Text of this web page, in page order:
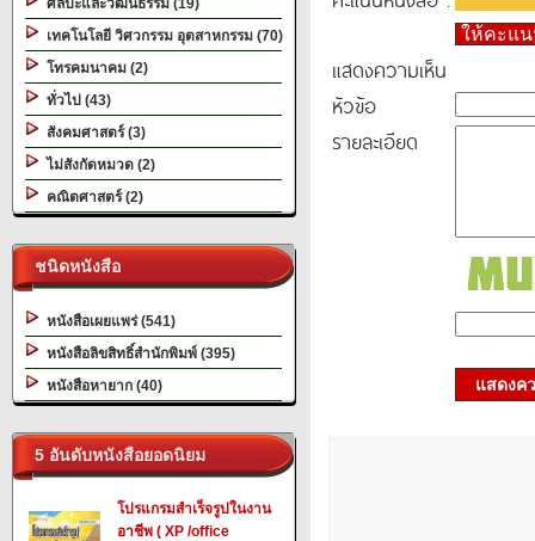
ศิลปะและวัฒนธรรม (19)
เทคโนโลยี วิศวกรรม อุตสาหกรรม (70)
โทรคมนาคม (2)
ทั่วไป (43)
สังคมศาสตร์ (3)
ไม่สังกัดหมวด (2)
คณิตศาสตร์ (2)
ชนิดหนังสือ
หนังสือเผยแพร่ (541)
หนังสือลิขสิทธิ์สำนักพิมพ์ (395)
หนังสือหายาก (40)
5 อันดับหนังสือยอดนิยม
โปรแกรมสำเร็จรูปในงาน
อาชีพ ( XP /office
ให้คะแ
แสดงความเห็น
หัวข้อ
รายละเอียด
แสดงค